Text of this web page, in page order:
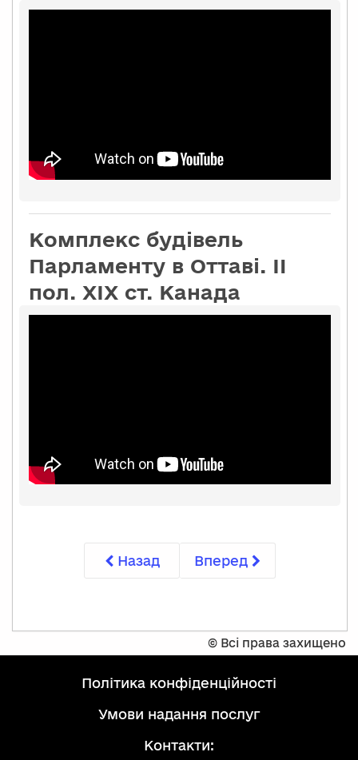
Комплекс будівель
Парламенту в Оттаві. II
пол. XIX ст. Канада
Назад Вперед
© Всі права захищено
політика конфіденційності
умови надання послуг
Контакти: